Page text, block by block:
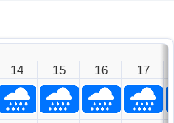
14 15 16 17